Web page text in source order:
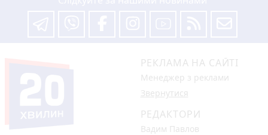
РЕКЛАМА НА САЙТІ
Менеджер з реклами
Звернутися
РЕДАКТОРИ
Вадим Павлов